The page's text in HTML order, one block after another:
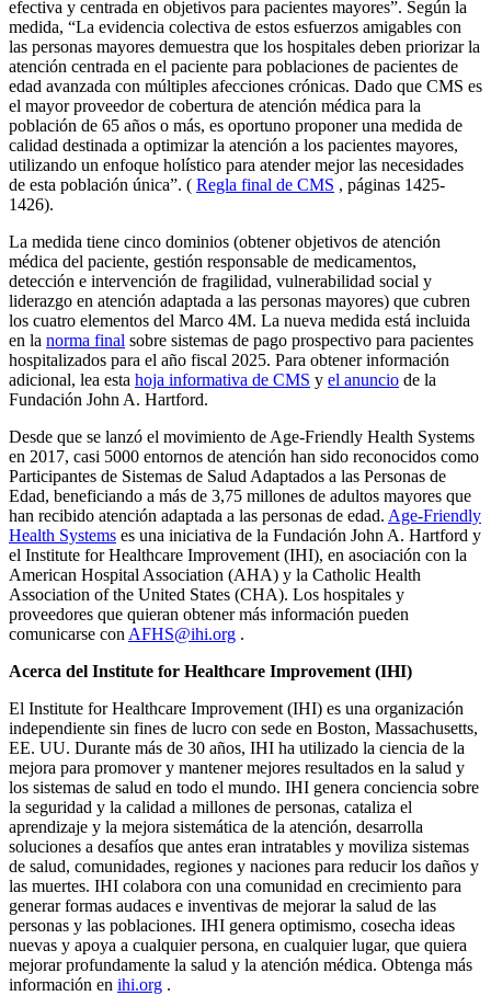
efectiva y centrada en objetivos para pacientes mayores”. Según la
medida, “La evidencia colectiva de estos esfuerzos amigables con
las personas mayores demuestra que los hospitales deben priorizar la
atención centrada en el paciente para poblaciones de pacientes de
edad avanzada con múltiples afecciones crónicas. Dado que CMS es
el mayor proveedor de cobertura de atención médica para la
población de 65 años o más, es oportuno proponer una medida de
calidad destinada a optimizar la atención a los pacientes mayores,
utilizando un enfoque holístico para atender mejor las necesidades
de esta población única”. ( Regla final de CMS , páginas 1425-
1426).
La medida tiene cinco dominios (obtener objetivos de atención
médica del paciente, gestión responsable de medicamentos,
detección e intervención de fragilidad, vulnerabilidad social y
liderazgo en atención adaptada a las personas mayores) que cubren
los cuatro elementos del Marco 4M. La nueva medida está incluida
en la norma final sobre sistemas de pago prospectivo para pacientes
hospitalizados para el año fiscal 2025. Para obtener información
adicional, lea esta hoja informativa de CMS y el anuncio de la
Fundación John A. Hartford.
Desde que se lanzó el movimiento de Age-Friendly Health Systems
en 2017, casi 5000 entornos de atención han sido reconocidos como
Participantes de Sistemas de Salud Adaptados a las Personas de
Edad, beneficiando a más de 3,75 millones de adultos mayores que
han recibido atención adaptada a las personas de edad. Age-Friendly
Health Systems es una iniciativa de la Fundación John A. Hartford y
el Institute for Healthcare Improvement (IHI), en asociación con la
American Hospital Association (AHA) y la Catholic Health
Association of the United States (CHA). Los hospitales y
proveedores que quieran obtener más información pueden
comunicarse con AFHS@ihi.org .
Acerca del Institute for Healthcare Improvement (IHI)
El Institute for Healthcare Improvement (IHI) es una organización
independiente sin fines de lucro con sede en Boston, Massachusetts,
EE. UU. Durante más de 30 años, IHI ha utilizado la ciencia de la
mejora para promover y mantener mejores resultados en la salud y
los sistemas de salud en todo el mundo. IHI genera conciencia sobre
la seguridad y la calidad a millones de personas, cataliza el
aprendizaje y la mejora sistemática de la atención, desarrolla
soluciones a desafíos que antes eran intratables y moviliza sistemas
de salud, comunidades, regiones y naciones para reducir los daños y
las muertes. IHI colabora con una comunidad en crecimiento para
generar formas audaces e inventivas de mejorar la salud de las
personas y las poblaciones. IHI genera optimismo, cosecha ideas
nuevas y apoya a cualquier persona, en cualquier lugar, que quiera
mejorar profundamente la salud y la atención médica. Obtenga más
información en ihi.org .